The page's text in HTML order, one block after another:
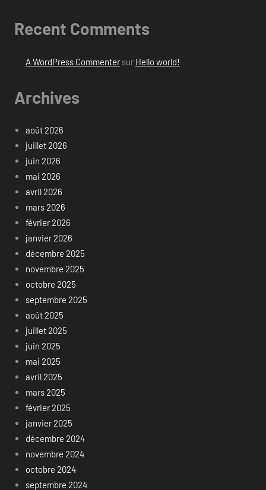
Recent Comments
A WordPress Commentersur Hello world!
Archives
août 2026
juillet 2026
juin 2026
mai 2026
avril 2026
mars 2026
février 2026
janvier 2026
décembre 2025
novembre 2025
octobre 2025
septembre 2025
août 2025
juillet 2025
juin 2025
mai 2025
avril 2025
mars 2025
février 2025
janvier 2025
décembre 2024
novembre 2024
octobre 2024
septembre 2024